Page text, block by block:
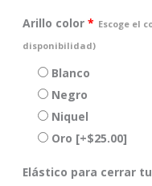
Arillo color * Escoge el
disponibilidad)
Blanco
Negro
Niquel
Oro [+$25.00]
Elástico para cerrar